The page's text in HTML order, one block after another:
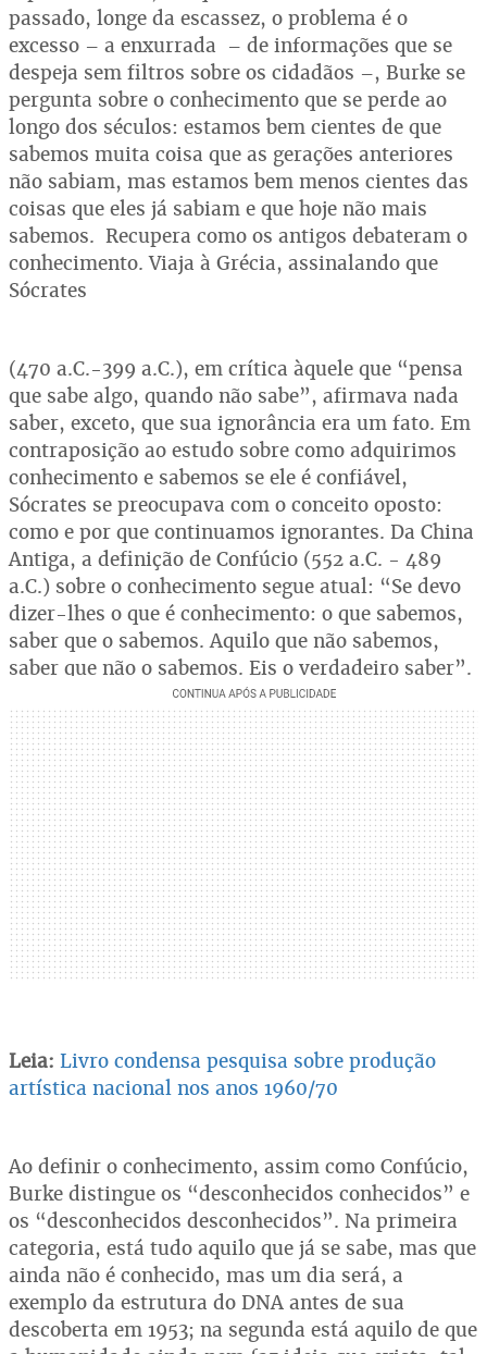
passado, longe da escassez, o problema é o
excesso – a enxurrada – de informações que se
despeja sem filtros sobre os cidadãos –, Burke se
pergunta sobre o conhecimento que se perde ao
longo dos séculos: estamos bem cientes de que
sabemos muita coisa que as gerações anteriores
não sabiam, mas estamos bem menos cientes das
coisas que eles já sabiam e que hoje não mais
sabemos. Recupera como os antigos debateram o
conhecimento. Viaja à Grécia, assinalando que
Sócrates
(470 a.C.-399 a.C.), em crítica àquele que “pensa
que sabe algo, quando não sabe”, afirmava nada
saber, exceto, que sua ignorância era um fato. Em
contraposição ao estudo sobre como adquirimos
conhecimento e sabemos se ele é confiável,
Sócrates se preocupava com o conceito oposto:
como e por que continuamos ignorantes. Da China
Antiga, a definição de Confúcio (552 a.C. - 489
a.C.) sobre o conhecimento segue atual: “Se devo
dizer-lhes o que é conhecimento: o que sabemos,
saber que o sabemos. Aquilo que não sabemos,
saber que não o sabemos. Eis o verdadeiro saber”.
Leia: Livro condensa pesquisa sobre produção
artística nacional nos anos 1960/70
Ao definir o conhecimento, assim como Confúcio,
Burke distingue os “desconhecidos conhecidos” e
os “desconhecidos desconhecidos”. Na primeira
categoria, está tudo aquilo que já se sabe, mas que
ainda não é conhecido, mas um dia será, a
exemplo da estrutura do DNA antes de sua
descoberta em 1953; na segunda está aquilo de que